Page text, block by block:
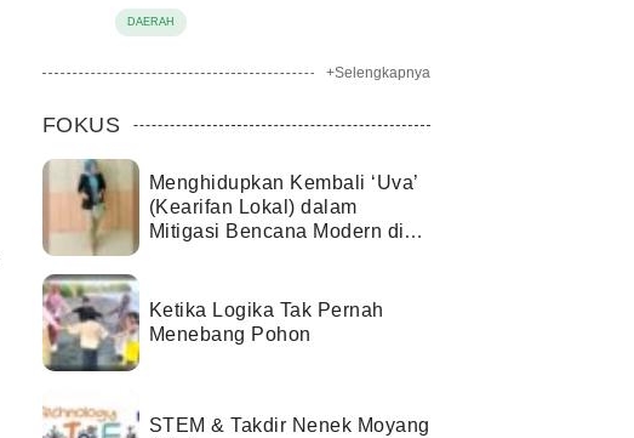
Bawah Umur
DAERAH
+Selengkapnya
FOKUS
Menghidupkan Kembali ‘Uva’
(Kearifan Lokal) dalam
Mitigasi Bencana Modern di
Ketika Logika Tak Pernah
Menebang Pohon
STEM & Takdir Nenek Moyang